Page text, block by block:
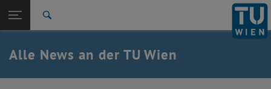
TU Login
Quicklinks
Quicklinks-Menü umschalten
Studium
Karriere
Alle News an der TU Wien